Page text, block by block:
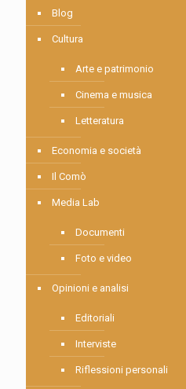
Blog
Cultura
Arte e patrimonio
Cinema e musica
Letteratura
Economia e società
Il Comò
Media Lab
Documenti
Foto e video
Opinioni e analisi
Editoriali
Interviste
Riflessioni personali